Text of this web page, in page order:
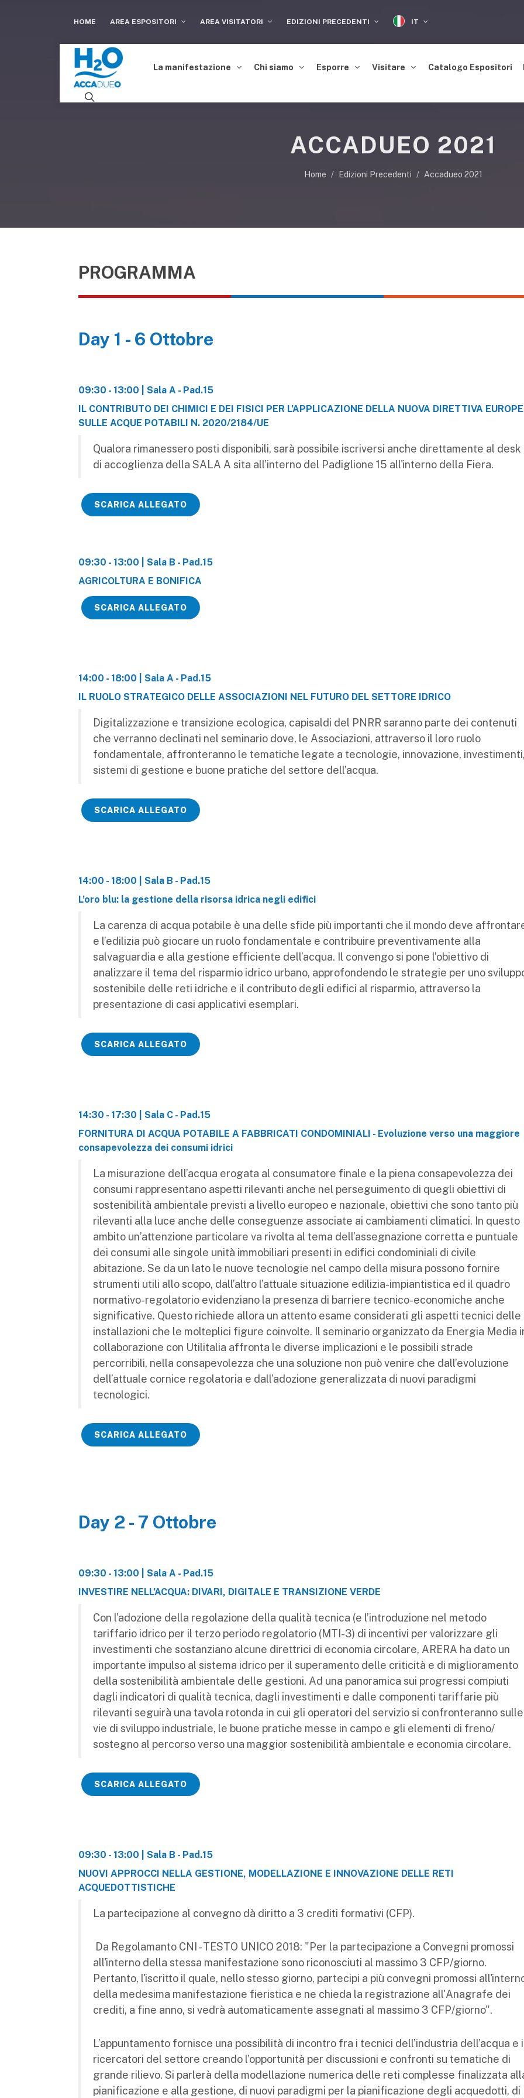
HOME AREA ESPOSITORI AREA VISITATORI EDIZIONI PRECEDENTI IT
La manifestazione Chi siamo Esporre Visitare Catalogo Espositori
ACCADUEO 2021
Home Edizioni Precedenti Accadueo 2021
PROGRAMMA
Day 1 - 6 Ottobre
09:30 - 13:00 | Sala A - Pad.15
IL CONTRIBUTO DEI CHIMICI E DEI FISICI PER L’APPLICAZIONE DELLA NUOVA DIRETTIVA
SULLE ACQUE POTABILI N. 2020/2184/UE
Qualora rimanessero posti disponibili, sarà possibile iscriversi anche direttamente al desk
di accoglienza della SALA A sita all’interno del Padiglione 15 all'interno della Fiera.
SCARICA ALLEGATO
09:30 - 13:00 | Sala B - Pad.15
AGRICOLTURA E BONIFICA
SCARICA ALLEGATO
14:00 - 18:00 | Sala A - Pad.15
IL RUOLO STRATEGICO DELLE ASSOCIAZIONI NEL FUTURO DEL SETTORE IDRICO
Digitalizzazione e transizione ecologica, capisaldi del PNRR saranno parte dei contenuti
che verranno declinati nel seminario dove, le Associazioni, attraverso il loro ruolo
fondamentale, affronteranno le tematiche legate a tecnologie, innovazione,
sistemi di gestione e buone pratiche del settore dell’acqua.
SCARICA ALLEGATO
14:00 - 18:00 | Sala B - Pad.15
L’oro blu: la gestione della risorsa idrica negli edifici
La carenza di acqua potabile è una delle sfide più importanti che il mondo deve
e l’edilizia può giocare un ruolo fondamentale e contribuire preventivamente alla
salvaguardia e alla gestione efficiente dell’acqua. Il convengo si pone l’obiettivo di
analizzare il tema del risparmio idrico urbano, approfondendo le strategie per uno
sostenibile delle reti idriche e il contributo degli edifici al risparmio, attraverso la
presentazione di casi applicativi esemplari.
SCARICA ALLEGATO
14:30 - 17:30 | Sala C - Pad.15
FORNITURA DI ACQUA POTABILE A FABBRICATI CONDOMINIALI - Evoluzione verso una maggiore
consapevolezza dei consumi idrici
La misurazione dell’acqua erogata al consumatore finale e la piena consapevolezza dei
consumi rappresentano aspetti rilevanti anche nel perseguimento di quegli obiettivi di
sostenibilità ambientale previsti a livello europeo e nazionale, obiettivi che sono tanto più
rilevanti alla luce anche delle conseguenze associate ai cambiamenti climatici. In questo
ambito un’attenzione particolare va rivolta al tema dell’assegnazione corretta e puntuale
dei consumi alle singole unità immobiliari presenti in edifici condominiali di civile
abitazione. Se da un lato le nuove tecnologie nel campo della misura possono fornire
strumenti utili allo scopo, dall’altro l’attuale situazione edilizia-impiantistica ed il quadro
normativo-regolatorio evidenziano la presenza di barriere tecnico-economiche anche
significative. Questo richiede allora un attento esame considerati gli aspetti tecnici delle
installazioni che le molteplici figure coinvolte. Il seminario organizzato da Energia Media
collaborazione con Utilitalia affronta le diverse implicazioni e le possibili strade
percorribili, nella consapevolezza che una soluzione non può venire che dall’evoluzione
dell’attuale cornice regolatoria e dall’adozione generalizzata di nuovi paradigmi
tecnologici.
SCARICA ALLEGATO
Day 2 - 7 Ottobre
09:30 - 13:00 | Sala A - Pad.15
INVESTIRE NELL’ACQUA: DIVARI, DIGITALE E TRANSIZIONE VERDE
Con l’adozione della regolazione della qualità tecnica (e l’introduzione nel metodo
tariffario idrico per il terzo periodo regolatorio (MTI-3) di incentivi per valorizzare gli
investimenti che sostanziano alcune direttrici di economia circolare, ARERA ha dato un
importante impulso al sistema idrico per il superamento delle criticità e di miglioramento
della sostenibilità ambientale delle gestioni. Ad una panoramica sui progressi compiuti
dagli indicatori di qualità tecnica, dagli investimenti e dalle componenti tariffarie più
rilevanti seguirà una tavola rotonda in cui gli operatori del servizio si confronteranno sulle
vie di sviluppo industriale, le buone pratiche messe in campo e gli elementi di freno/
sostegno al percorso verso una maggior sostenibilità ambientale e economia circolare.
SCARICA ALLEGATO
09:30 - 13:00 | Sala B - Pad.15
NUOVI APPROCCI NELLA GESTIONE, MODELLAZIONE E INNOVAZIONE DELLE RETI
ACQUEDOTTISTICHE
La partecipazione al convegno dà diritto a 3 crediti formativi (CFP).
Da Regolamanto CNI - TESTO UNICO 2018: "Per la partecipazione a Convegni promossi
all'interno della stessa manifestazione sono riconosciuti al massimo 3 CFP/giorno.
Pertanto, l'iscritto il quale, nello stesso giorno, partecipi a più convegni promossi
della medesima manifestazione fieristica e ne chieda la registrazione all'Anagrafe dei
crediti, a fine anno, si vedrà automaticamente assegnati al massimo 3 CFP/giorno".
L’appuntamento fornisce una possibilità di incontro fra i tecnici dell’industria dell’acqua e i
ricercatori del settore creando l’opportunità per discussioni e confronti su tematiche di
grande rilievo. Si parlerà della modellazione numerica delle reti complesse finalizzata
pianificazione e alla gestione, di nuovi paradigmi per la pianificazione degli acquedotti, di